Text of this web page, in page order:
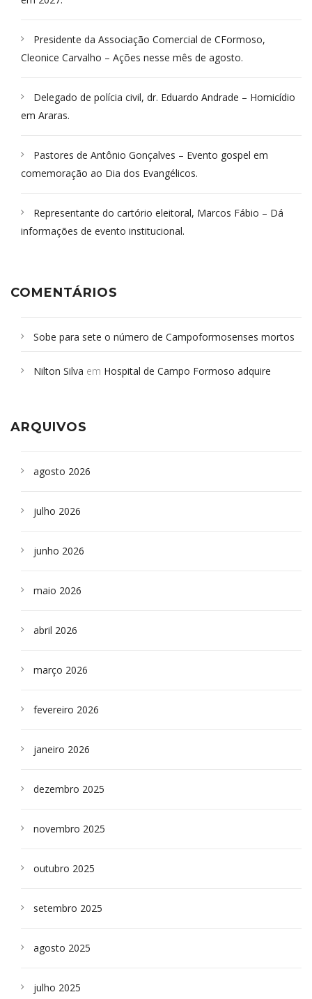
Presidente da Associação Comercial de CFormoso,
Cleonice Carvalho – Ações nesse mês de agosto.
Delegado de polícia civil, dr. Eduardo Andrade – Homicídio
em Araras.
Pastores de Antônio Gonçalves – Evento gospel em
comemoração ao Dia dos Evangélicos.
Representante do cartório eleitoral, Marcos Fábio – Dá
informações de evento institucional.
COMENTÁRIOS
Sobe para sete o número de Campoformosenses mortos
Campoformosenses que morreram em desabamentos são
Nilton Silva em Hospital de Campo Formoso adquire
ARQUIVOS
agosto 2026
julho 2026
junho 2026
maio 2026
abril 2026
março 2026
fevereiro 2026
janeiro 2026
dezembro 2025
novembro 2025
outubro 2025
setembro 2025
agosto 2025
julho 2025